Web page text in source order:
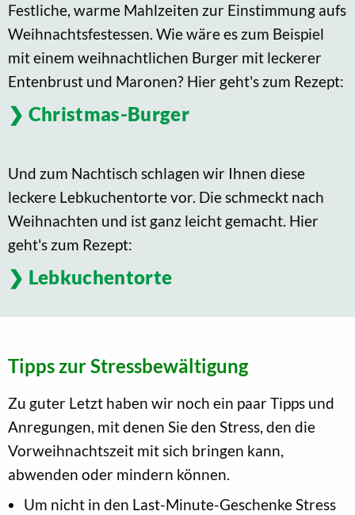
Festliche, warme Mahlzeiten zur Einstimmung aufs
Weihnachtsfestessen. Wie wäre es zum Beispiel
mit einem weihnachtlichen Burger mit leckerer
Entenbrust und Maronen? Hier geht's zum Rezept:
Christmas-Burger
Und zum Nachtisch schlagen wir Ihnen diese
leckere Lebkuchentorte vor. Die schmeckt nach
Weihnachten und ist ganz leicht gemacht. Hier
geht's zum Rezept:
Lebkuchentorte
Tipps zur Stressbewältigung
Zu guter Letzt haben wir noch ein paar Tipps und
Anregungen, mit denen Sie den Stress, den die
Vorweihnachtszeit mit sich bringen kann,
abwenden oder mindern können.
Um nicht in den Last-Minute-Geschenke Stress